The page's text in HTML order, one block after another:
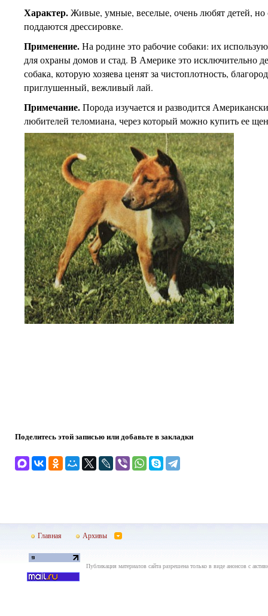
Характер.Живые, умные, веселые, очень любят детей, но
поддаются дрессировке.
Применение.На родине это рабочие собаки: их
для охраны домов и стад. В Америке это исключительно
собака, которую хозяева ценят за чистоплотность,
приглушенный, вежливый лай.
Примечание.Порода изучается и разводится
любителей теломиана, через который можно купить ее
Поделитесь этой записью или добавьте в закладки
Главная Архивы
Публикация материалов сайта разрешена только в виде анонсов с